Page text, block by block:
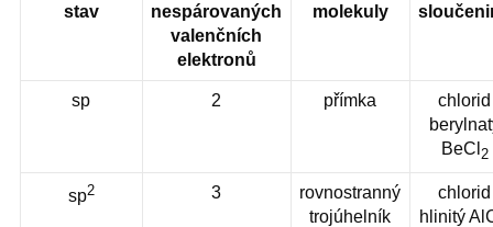
stav
nespárovaných
valenčních
elektronů
molekuly
sp 2 přímka
chlorid
BeCl 2
sp2 3
rovnostranný
trojúhelník
chlorid
hlinitý